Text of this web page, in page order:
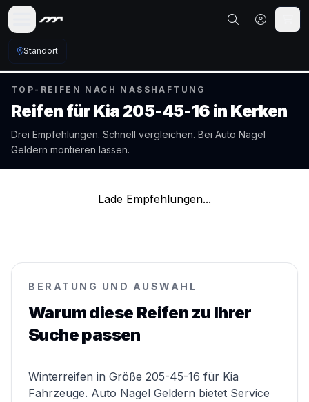
Standort
TOP-REIFEN NACH NASSHAFTUNG
Reifen fürKia 205-45-16 in Kerken
Drei Empfehlungen. Schnell vergleichen. Bei Auto Nagel
Geldern montieren lassen.
Lade Empfehlungen...
BERATUNG UND AUSWAHL
Warum diese Reifen zu Ihrer
Suche passen
Winterreifen in Größe 205-45-16 für Kia
Fahrzeuge. Auto Nagel Geldern bietet Service